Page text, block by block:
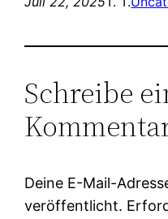
Schreibe
Deine E-Mail-
veröffentlicht.